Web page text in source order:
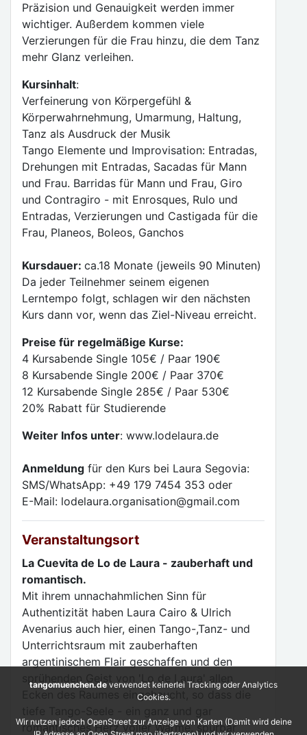
Präzision und Genauigkeit werden immer
wichtiger. Außerdem kommen viele
Verzierungen für die Frau hinzu, die dem Tanz
mehr Glanz verleihen.
Kursinhalt:
Verfeinerung von Körpergefühl &
Körperwahrnehmung, Umarmung, Haltung,
Tanz als Ausdruck der Musik
Tango Elemente und Improvisation: Entradas,
Drehungen mit Entradas, Sacadas für Mann
und Frau. Barridas für Mann und Frau, Giro
und Contragiro - mit Enrosques, Rulo und
Entradas, Verzierungen und Castigada für die
Frau, Planeos, Boleos, Ganchos
Kursdauer: ca.18 Monate (jeweils 90 Minuten)
Da jeder Teilnehmer seinem eigenen
Lerntempo folgt, schlagen wir den nächsten
Kurs dann vor, wenn das Ziel-Niveau erreicht.
Preise für regelmäßige Kurse:
4 Kursabende Single 105€ / Paar 190€
8 Kursabende Single 200€ / Paar 370€
12 Kursabende Single 285€ / Paar 530€
20% Rabatt für Studierende
Weiter Infos unter: www.lodelaura.de
Anmeldung für den Kurs bei Laura Segovia:
SMS/WhatsApp: +49 179 7454 353 oder
E-Mail: lodelaura.organisation@gmail.com
Veranstaltungsort
La Cuevita de Lo de Laura - zauberhaft und
romantisch.
Mit ihrem unnachahmlichen Sinn für
Authentizität haben Laura Cairo & Ulrich
Avenarius auch hier, einen Tango-,Tanz- und
Unterrichtsraum mit zauberhaften
argentinischem Flair geschaffen und den
sprühenden Geist von 'Lo de Laura' allen
Ecken des Raumes eingehaucht, so dass die
romantisches Herz voller Wärme, spürbar
tangomuenchen.de verwendet keinerlei Tracking oder Analytics
Cookies.
Wir nutzen jedoch OpenStreet zur Anzeige von Karten (Damit wird deine